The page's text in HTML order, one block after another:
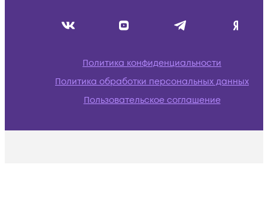
Политика конфиденциальности
Политика обработки персональных данных
Пользовательское соглашение